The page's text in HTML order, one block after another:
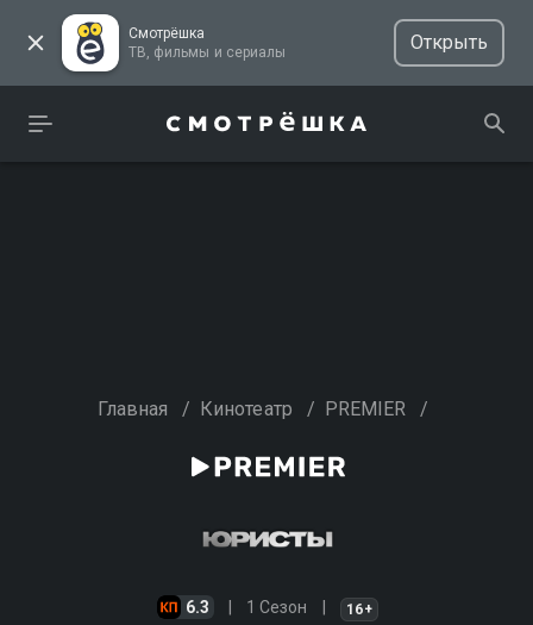
Смотрёшка
ТВ, фильмы и сериалы
Открыть
Главная / Кинотеатр / PREMIER /
6.3 1 Сезон 16+